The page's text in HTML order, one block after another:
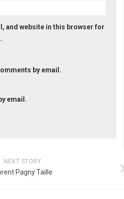
and website in this browser for
by email.
email.
NEXT STORY
Pagny Taille